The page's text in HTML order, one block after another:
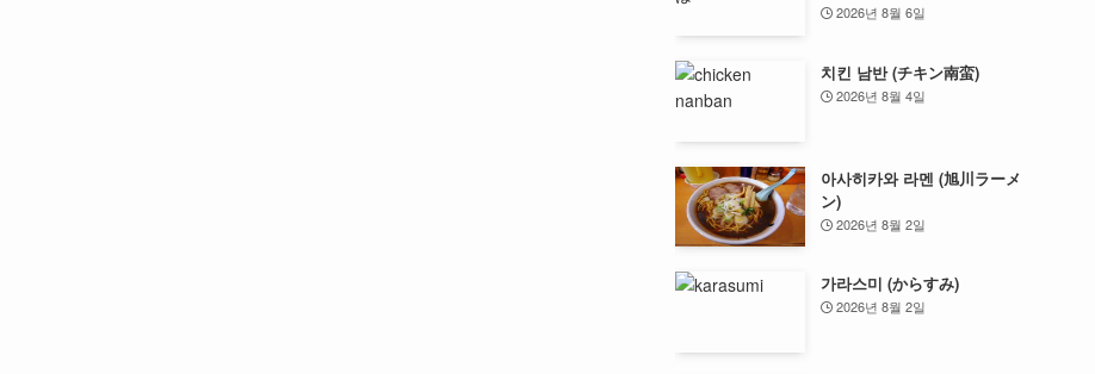
2026년 8월 6일
치킨 남반 (チキン南蛮)
2026년 8월 4일
아사히카와 라멘 (旭川ラーメ
ン)
2026년 8월 2일
가라스미 (からすみ)
2026년 8월 2일